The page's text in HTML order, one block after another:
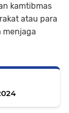
kamtibmas
atau para
menjaga